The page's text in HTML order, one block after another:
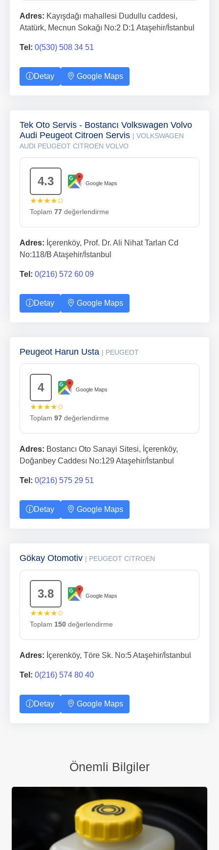
Adres: Kayışdağı mahallesi Dudullu caddesi,
Atatürk, Mecnun Sokağı No:2 D:1 Ataşehir/İstanbul
Tel: 0(530) 508 34 51
Detay Google Maps
Tek Oto Servis - Bostancı Volkswagen Volvo
Audi Peugeot Citroen Servis | VOLKSWAGEN
AUDI PEUGEOT CITROEN VOLVO
4.3 Google Maps
★★★★✩
Toplam 77 değerlendirme
Adres: İçerenköy, Prof. Dr. Ali Nihat Tarlan Cd
No:118/B Ataşehir/İstanbul
Tel: 0(216) 572 60 09
Detay Google Maps
Peugeot Harun Usta | PEUGEOT
4 Google Maps
★★★★✩
Toplam 97 değerlendirme
Adres: Bostancı Oto Sanayi Sitesi, İçerenköy,
Doğanbey Caddesı No:129 Ataşehir/İstanbul
Tel: 0(216) 575 29 51
Detay Google Maps
Gökay Otomotiv | PEUGEOT CITROEN
3.8 Google Maps
★★★★✩
Toplam 150 değerlendirme
Adres: İçerenköy, Töre Sk. No:5 Ataşehir/İstanbul
Tel: 0(216) 574 80 40
Detay Google Maps
Önemli Bilgiler